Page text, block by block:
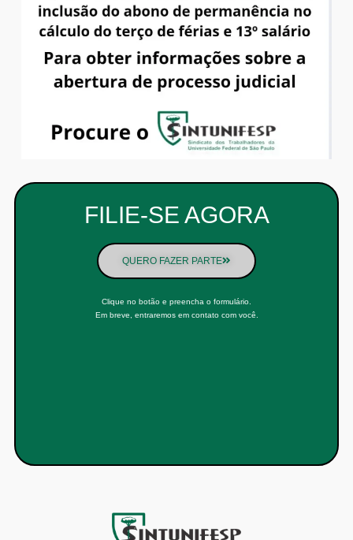
FILIE-SE AGORA
QUERO FAZER PARTE
Clique no botão e preencha o formulário.
Em breve, entraremos em contato com você.